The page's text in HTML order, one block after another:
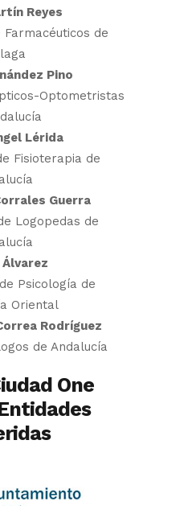
Reyes
Farmacéuticos de
Pino
Optometristas
Lérida
Fisioterapia de
Guerra
Logopedas de
Álvarez
Psicología de
Oriental
Rodríguez
de Andalucía
One